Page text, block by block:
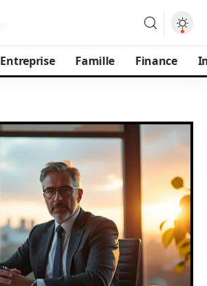
Entreprise Famille Finance